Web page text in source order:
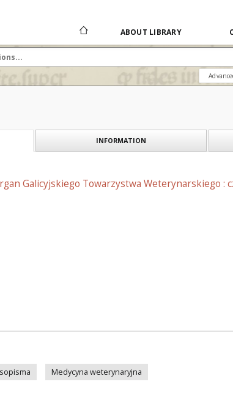
ABOUT LIBRARY
INFORMATION
Galicyjskiego Towarzystwa Weterynarskiego :
Medycyna weterynaryjna